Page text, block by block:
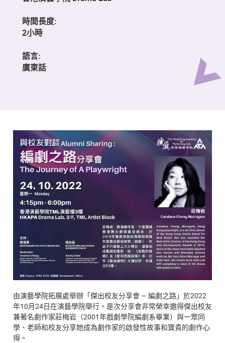
時間長度:
2小時
語言:
廣東話
由演藝學院拓展處舉辦「傑出校友分享會 — 編劇之路」於2022
年10月24日在演藝學院舉行。是次分享會非常榮幸邀得傑出校友
兼著名劇作家莊梅岩（2001年戲劇學院編劇系畢業）與一眾同
學、老師和校友分享她成為劇作家的啟發性故事和寶貴的劇作心
得。